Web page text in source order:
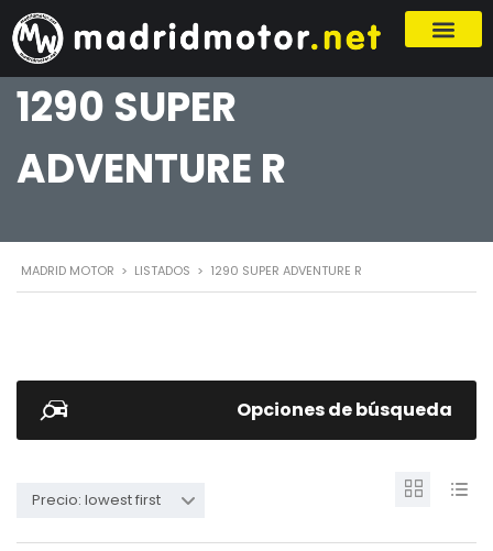
1290 SUPER
ADVENTURE R
MADRID MOTOR > LISTADOS > 1290 SUPER ADVENTURE R
Opciones de búsqueda
Precio: lowest first